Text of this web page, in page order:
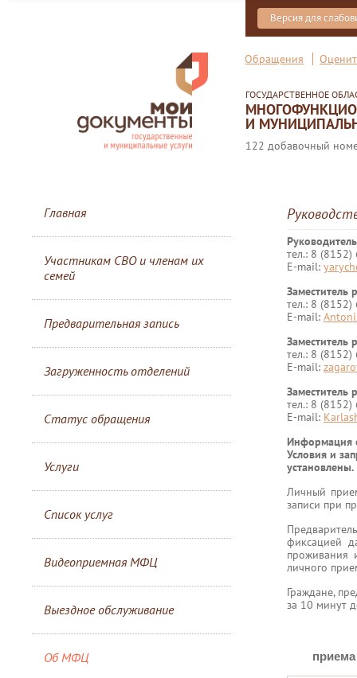
Версия для
Обращения
ГОСУДАРСТВЕННОЕ
И
122 добавочный
Главная
Участникам СВО и членам их
семей
Предварительная запись
Загруженность отделений
Статус обращения
Услуги
Список услуг
Видеоприемная МФЦ
Выездное обслуживание
Об МФЦ
тел.: 8
E-mail:
Заместитель
тел.: 8
E-mail:
Заместитель
тел.: 8
E-mail:
Заместитель
тел.: 8
E-mail:
Информация
Условия и
установлены.
Личный
записи при
фиксацией
проживания
личного
Граждане,
за 10 минут